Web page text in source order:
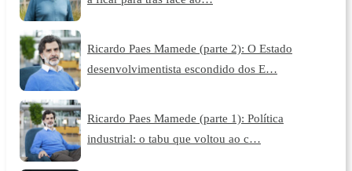
Ricardo Paes Mamede (parte 2): O Estado
desenvolvimentista escondido dos E…
Ricardo Paes Mamede (parte 1): Política
industrial: o tabu que voltou ao c…